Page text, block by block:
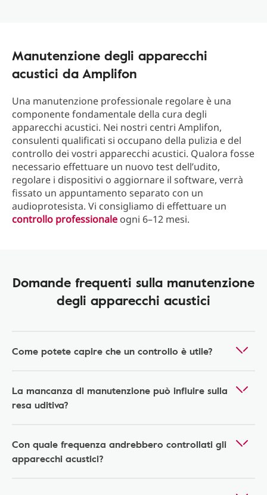
Manutenzione degli apparecchi
acustici da Amplifon
Una manutenzione professionale regolare è una
componente fondamentale della cura degli
apparecchi acustici. Nei nostri centri Amplifon,
consulenti qualificati si occupano della pulizia e del
controllo dei vostri apparecchi acustici. Qualora fosse
necessario effettuare un nuovo test dell’udito,
regolare i dispositivi o aggiornare il software, verrà
fissato un appuntamento separato con un
audioprotesista. Vi consigliamo di effettuare un
controllo professionale ogni 6–12 mesi.
Domande frequenti sulla manutenzione
degli apparecchi acustici
Come potete capire che un controllo è utile?
La mancanza di manutenzione può influire sulla
resa uditiva?
Con quale frequenza andrebbero controllati gli
apparecchi acustici?